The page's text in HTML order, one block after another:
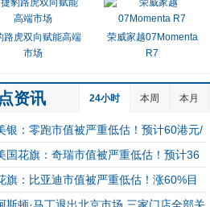
路虎双向赋能高端
市场
荣威家越07Momenta
R7
资讯
银：零跑市值被严重低估！预计60港元/
国花旗：奇瑞市值被严重低估！预计36
元/股
旗：比亚迪市值被严重低估！涨60%目
价142港元
24小时 本周 本月